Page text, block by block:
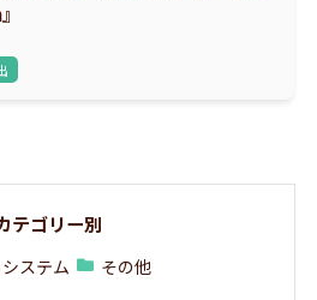
』
テゴリー別
ステム その他